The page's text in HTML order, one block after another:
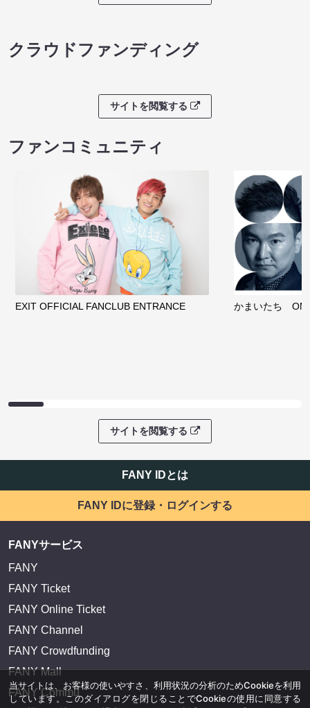
クラウドファンディング
サイトを閲覧する
ファンコミュニティ
EXIT OFFICIAL FANCLUB ENTRANCE かまいたち
サイトを閲覧する
FANY IDとは
FANY IDに登録・ログインする
FANYサービス
FANY
FANY Ticket
FANY Online Ticket
FANY Channel
FANY Crowdfunding
FANY Mall
FANY Commu
当サイトは、お客様の使いやすさ、利用状況の分析のためCookieを利用
しています。このダイアログを閉じることでCookieの使用に同意する